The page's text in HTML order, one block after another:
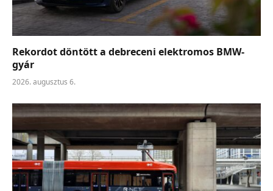
Rekordot döntött a debreceni elektromos BMW-
gyár
2026. augusztus 6.